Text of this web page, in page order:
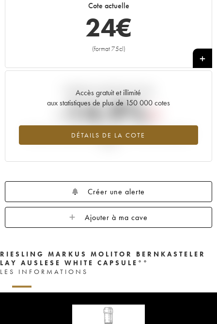
Cote actuelle
24€
(format 75cl)
+
Accès gratuit et illimité
aux statistiques de plus de 150 000 cotes
DÉTAILS DE LA COTE
Tendance actuelle de la cote
-14.9%
Tendance à la baisse du millésime 2017 en 2026 par rapport à
Créer une alerte
Ajouter à ma cave
RIESLING MARKUS MOLITOR BERNKASTELER
LAY AUSLESE WHITE CAPSULE°°
LES INFORMATIONS